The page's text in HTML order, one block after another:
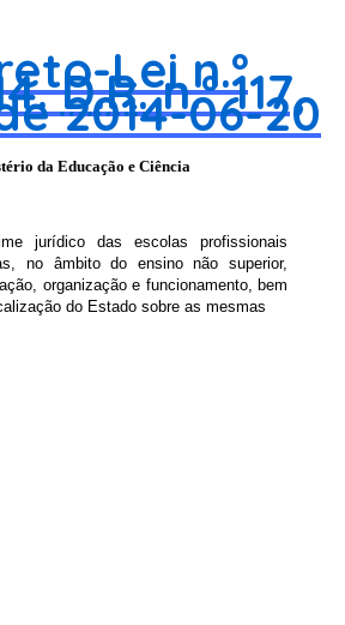
Lei n.º
D.R.n.º 117,
2014-06-20
da Educação e Ciência
jurídico das escolas profissionais
no âmbito do ensino não superior,
organização e funcionamento, bem
do Estado sobre as mesmas